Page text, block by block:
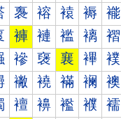
褢 褣 褤 褥 褦
褲 褳 褴 褵 褶
襂 襃 襄 襅 襆
襒 襓 襔 襕 襖
襢 襣 襤 襥 襦